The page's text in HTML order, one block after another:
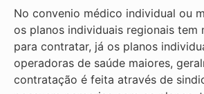
No convenio médico individual ou
os planos individuais regionais tem
para contratar, já os planos
operadoras de saúde maiores,
contratação é feita através de